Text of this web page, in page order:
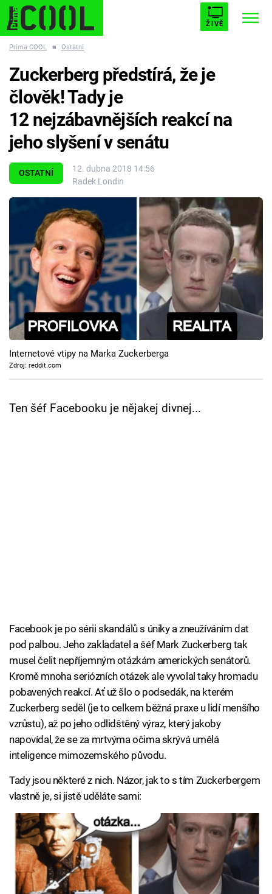
ŽIVĚ
ESCAPE PLNEJ KOTEL AVENGERS 5
Témata
Filmy
Seriály
Hry
Cool Esport
Pořady
TV Program
Přihlášení
Prima COOL ■ Ostatní
OSTATNÍ
12. dubna 2018 14:56
Radek Londin
Zuckerberg předstírá, že je
člověk! Tady je
12 nejzábavnějších reakcí na
jeho slyšení v senátu
Internetové vtipy na Marka Zuckerberga
Zdroj: reddit.com
Ten šéf Facebooku je nějakej divnej...
Facebook je po sérii skandálů s úniky a zneužíváním dat
pod palbou. Jeho zakladatel a šéf Mark Zuckerberg tak
musel čelit nepříjemným otázkám amerických senátorů.
Kromě mnoha seriózních otázek ale vyvolal taky hromadu
pobavených reakcí. Ať už šlo o podsedák, na kterém
Zuckerberg seděl (je to celkem běžná praxe u lidí menšího
vzrůstu), až po jeho odlidštěný výraz, který jakoby
napovídal, že se za mrtvýma očima skrývá umělá
inteligence mimozemského původu.
Tady jsou některé z nich. Názor, jak to s tím Zuckerbergem
vlastně je, si jistě uděláte sami: